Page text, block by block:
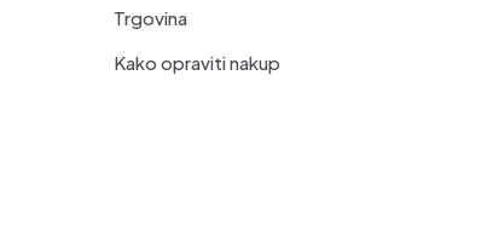
Trgovina
Kako opraviti nakup